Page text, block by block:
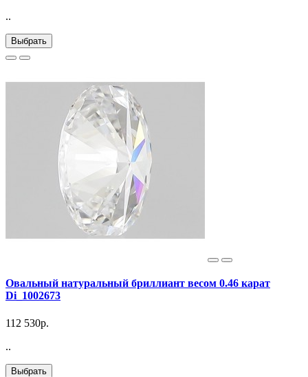
..
Выбрать
Овальный натуральный бриллиант весом 0.46 карат
Di_1002673
112 530р.
..
Выбрать